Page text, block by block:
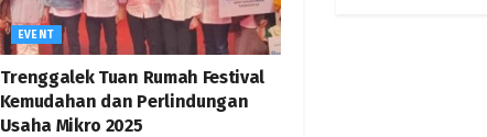
EVENT
Trenggalek Tuan Rumah Festival
Kemudahan dan Perlindungan
Usaha Mikro 2025